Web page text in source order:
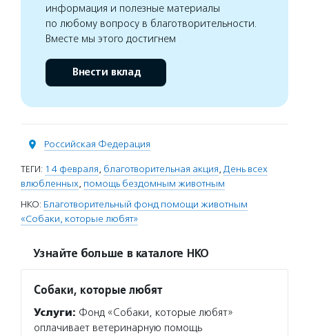
информация и полезные материалы
по любому вопросу в благотворительности.
Вместе мы этого достигнем
Внести вклад
Российская Федерация
ТЕГИ: 14 февраля, благотворительная акция, День всех
влюбленных, помощь бездомным животным
НКО: Благотворительный фонд помощи животным
«Собаки, которые любят»
Узнайте больше в каталоге НКО
Собаки, которые любят
Услуги: Фонд «Собаки, которые любят»
оплачивает ветеринарную помощь